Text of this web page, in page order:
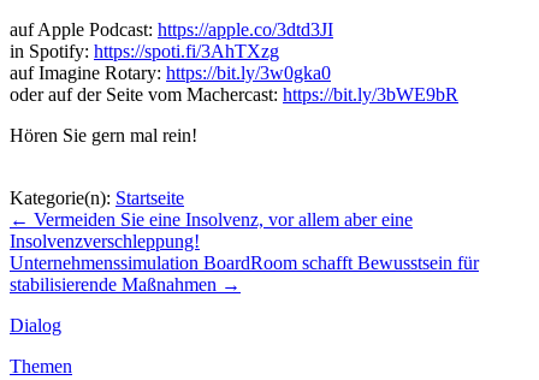
auf Apple Podcast: https://apple.co/3dtd3JI
in Spotify: https://spoti.fi/3AhTXzg
auf Imagine Rotary: https://bit.ly/3w0gka0
oder auf der Seite vom Machercast: https://bit.ly/3bWE9bR
Hören Sie gern mal rein!
Kategorie(n): Startseite
Beitragsnavigation
← Vermeiden Sie eine Insolvenz, vor allem aber eine
Insolvenzverschleppung!
Unternehmenssimulation BoardRoom schafft Bewusstsein für
stabilisierende Maßnahmen →
Dialog
Themen